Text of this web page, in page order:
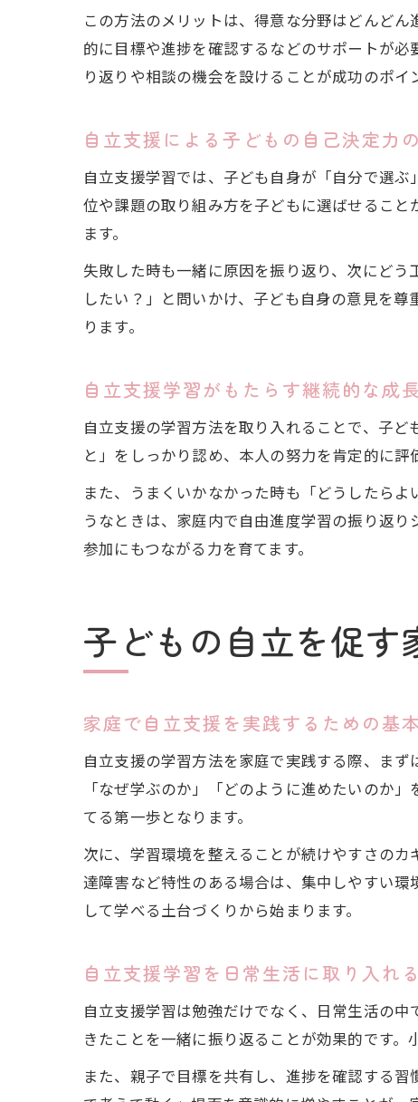
この方法のメリットは、得意な分野はどんど
的に目標や進捗を確認するなどのサポートが
り返りや相談の機会を設けることが成功のポイ
自立支援による子どもの自己決定力
自立支援学習では、子ども自身が「自分で選
位や課題の取り組み方を子どもに選ばせるこ
ます。
失敗した時も一緒に原因を振り返り、次にど
したい？」と問いかけ、子ども自身の意見を
ります。
自立支援学習がもたらす継続的な成
自立支援の学習方法を取り入れることで、子
と」をしっかり認め、本人の努力を肯定的に
また、うまくいかなかった時も「どうしたら
うなときは、家庭内で自由進度学習の振り返
参加にもつながる力を育てます。
子どもの自立を促す
家庭で自立支援を実践するための基
自立支援の学習方法を家庭で実践する際、ま
「なぜ学ぶのか」「どのように進めたいのか
てる第一歩となります。
次に、学習環境を整えることが続けやすさの
達障害など特性のある場合は、集中しやすい
して学べる土台づくりから始まります。
自立支援学習を日常生活に取り入れ
自立支援学習は勉強だけでなく、日常生活の
きたことを一緒に振り返ることが効果的です。
また、親子で目標を共有し、進捗を確認する